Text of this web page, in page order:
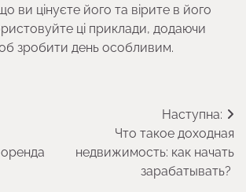
ви цінуєте його та вірите в його
ці приклади, додаючи
зробити день особливим.
Наступна:
Что такое доходная
недвижимость: как начать
зарабатывать?